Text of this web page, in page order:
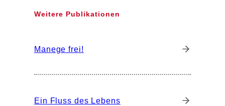
Weitere Publikationen
Manege frei!
Ein Fluss des Lebens